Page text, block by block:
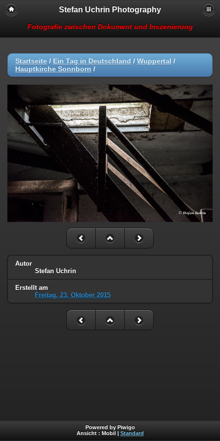
Stefan Uchrin Photography
Fotografie zwischen Dokument und Inszenierung
Startseite / Ein Tag in Deutschland / Wuppertal /
Hauptkirche Sonnborn /
Autor
Stefan Uchrin
Erstellt am
Freitag, 23. Oktober 2015
Powered by Piwigo
Ansicht : Mobil Standard